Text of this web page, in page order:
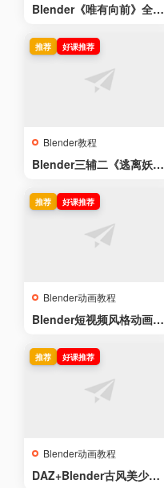
Blender《唯有向前》全流
入围作品/照片扫描
Blender教程
Blender三辅二《逃离妖
推荐 好课推荐
Blender动画教程
Blender短视频风格动画角
推荐 好课推荐
Blender动画教程
DAZ+Blender古风美少女
推荐 好课推荐